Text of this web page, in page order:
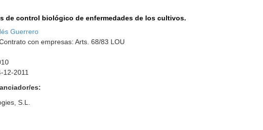
de control biológico de enfermedades de los cultivos.
Guerrero
con empresas: Arts. 68/83 LOU
12-2011
es:
S.L.